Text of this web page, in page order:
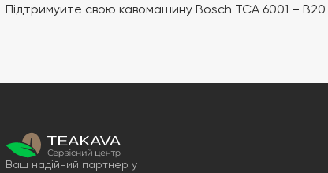
Підтримуйте свою кавомашину Bosch TCA 6001 –
Ваш надійний партнер у